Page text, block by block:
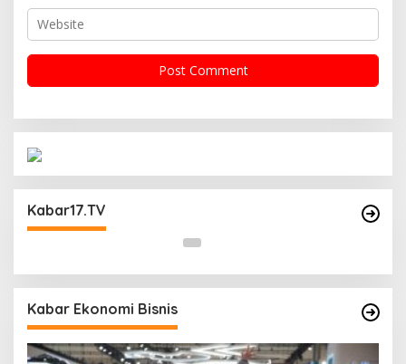
Kabar17.TV
Operasi Cipta Kondisi Digelar Polsek
Malam Libur
Kabar Ekonomi Bisnis